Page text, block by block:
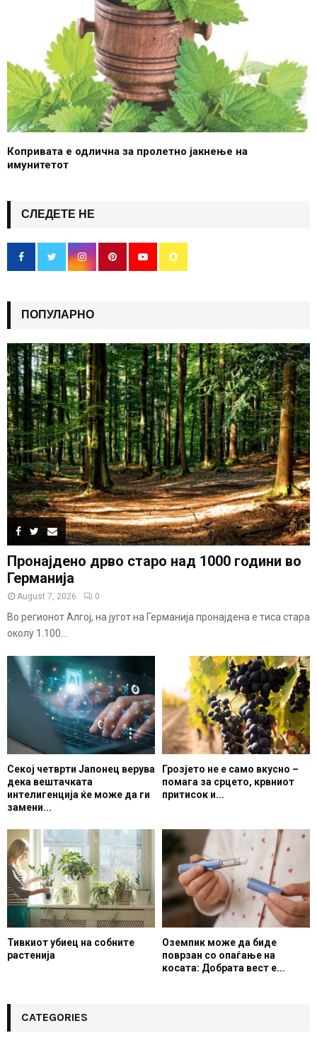
Копривата е одлична за пролетно јакнење на
имунитетот
СЛЕДЕТЕ НЕ
ПОПУЛАРНО
Пронајдено дрво старо над 1000 години во
Германија
August 7, 2026 0
Во регионот Алгој, на југот на Германија пронајдена е тиса стара
околу 1.100...
Секој четврти Јапонец верува
дека вештачката
интелигенција ќе може да ги
замени...
Грозјето не е само вкусно –
помага за срцето, крвниот
притисок и...
Тивкиот убиец на собните
растенија
Оземпик може да биде
поврзан со опаѓање на
косата: Добрата вест е...
CATEGORIES